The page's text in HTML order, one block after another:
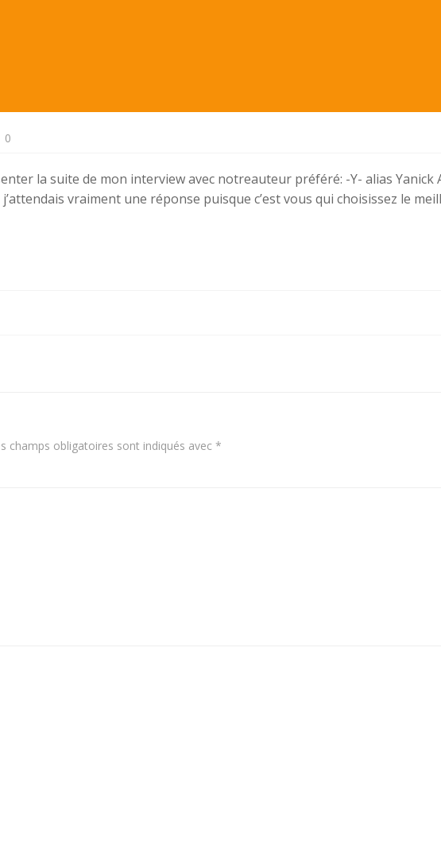
0
la suite de mon interview avec notreauteur préféré: -Y- alias Yanick
j’attendais vraiment une réponse puisque c’est vous qui choisissez le
champs obligatoires sont indiqués avec *